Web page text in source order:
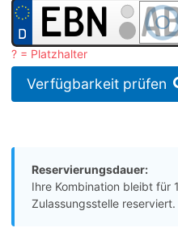
? = Platzhalter
Verfügbarkeit prüfen
Reservierungsdauer:
Ihre Kombination bleibt für
Zulassungsstelle reserviert.